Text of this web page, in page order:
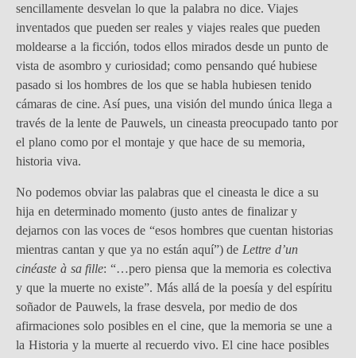
sencillamente desvelan lo que la palabra no dice. Viajes
inventados que pueden ser reales y viajes reales que pueden
moldearse a la ficción, todos ellos mirados desde un punto de
vista de asombro y curiosidad; como pensando qué hubiese
pasado si los hombres de los que se habla hubiesen tenido
cámaras de cine. Así pues, una visión del mundo única llega a
través de la lente de Pauwels, un cineasta preocupado tanto por
el plano como por el montaje y que hace de su memoria,
historia viva.
No podemos obviar las palabras que el cineasta le dice a su
hija en determinado momento (justo antes de finalizar y
dejarnos con las voces de “esos hombres que cuentan historias
mientras cantan y que ya no están aquí”) de Lettre d’un
cinéaste à sa fille: “…pero piensa que la memoria es colectiva
y que la muerte no existe”. Más allá de la poesía y del espíritu
soñador de Pauwels, la frase desvela, por medio de dos
afirmaciones solo posibles en el cine, que la memoria se une a
la Historia y la muerte al recuerdo vivo. El cine hace posibles